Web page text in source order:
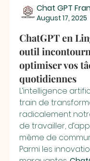
Chat GPT
August 17, 2025
ChatGPT en
outil
optimiser vos
quotidiennes
L’intelligence
train de
radicalement
de travailler,
même de
Parmi les